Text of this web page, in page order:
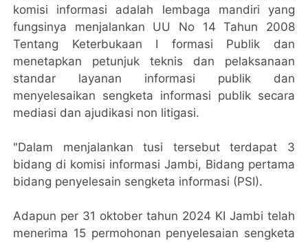
komisi informasi adalah lembaga mandiri yang
fungsinya menjalankan UU No 14 Tahun 2008
Tentang Keterbukaan I formasi Publik dan
menetapkan petunjuk teknis dan pelaksanaan
standar layanan informasi publik dan
menyelesaikan sengketa informasi publik secara
mediasi dan ajudikasi non litigasi.
"Dalam menjalankan tusi tersebut terdapat 3
bidang di komisi informasi Jambi, Bidang pertama
bidang penyelesain sengketa informasi (PSI).
Adapun per 31 oktober tahun 2024 KI Jambi telah
menerima 15 permohonan penyelesaian sengketa